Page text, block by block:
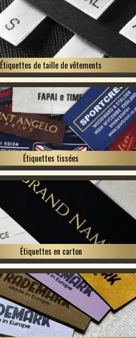
Étiquettes de taille de vêtements
Étiquettes tissées
Étiquettes en carton